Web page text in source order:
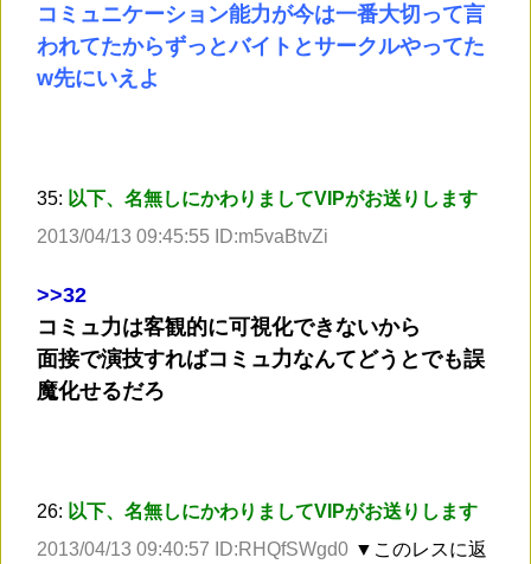
コミュニケーション能力が今は一番大切って言
われてたからずっとバイトとサークルやってた
w先にいえよ
35: 以下、名無しにかわりましてVIPがお送りします
2013/04/13 09:45:55 ID:m5vaBtvZi
>>32
コミュ力は客観的に可視化できないから
面接で演技すればコミュ力なんてどうとでも誤
魔化せるだろ
26: 以下、名無しにかわりましてVIPがお送りします
2013/04/13 09:40:57 ID:RHQfSWgd0 ▼このレスに返